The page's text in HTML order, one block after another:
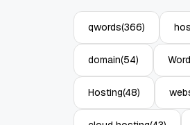
qwords(366)
domain(54)
Hosting(48)